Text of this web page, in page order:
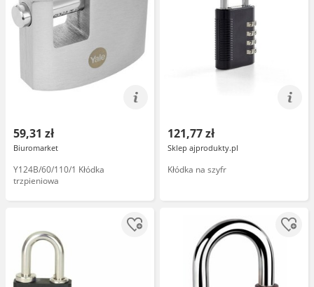
59,31 zł
Biuromarket
Y124B/60/110/1 Kłódka
trzpieniowa
121,77 zł
Sklep ajprodukty.pl
Kłódka na szyfr